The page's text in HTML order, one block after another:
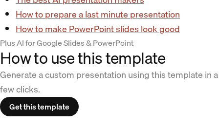
How to prepare a last minute presentation
How to make PowerPoint slides look good
Plus AI for Google Slides & PowerPoint
How to use this template
Generate a custom presentation using this template in a
few clicks.
Get this template